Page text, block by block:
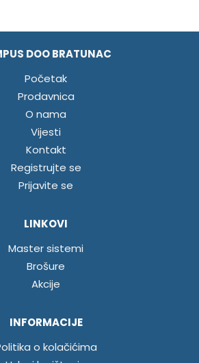
DOO BRATUNAC
Početak
Prodavnica
O nama
Vijesti
Kontakt
Registrujte se
Prijavite se
LINKOVI
Master sistemi
Brošure
Akcije
INFORMACIJE
o kolačićima